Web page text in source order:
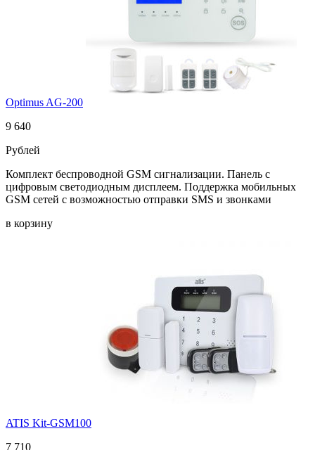
Optimus AG-200
9 640
Рублей
Комплект беспроводной GSM сигнализации. Панель с
цифровым светодиодным дисплеем. Поддержка мобильных
GSM сетей с возможностью отправки SMS и звонками
в корзину
ATIS Kit-GSM100
7 710